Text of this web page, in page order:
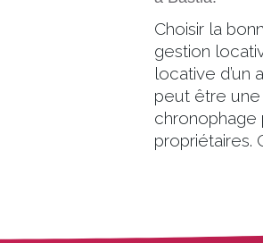
Choisir la
gestion
locative d’un
peut être
chronophage
propriétaires.